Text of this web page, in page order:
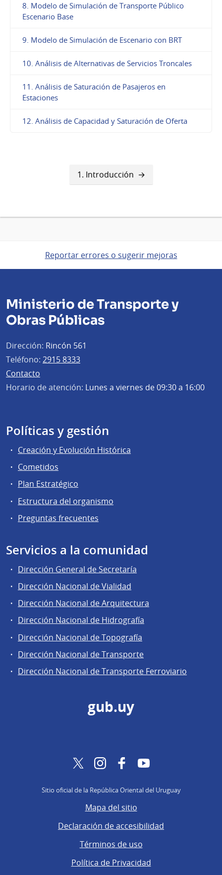
8. Modelo de Simulación de Transporte Público
Escenario Base
9. Modelo de Simulación de Escenario con BRT
10. Análisis de Alternativas de Servicios Troncales
11. Análisis de Saturación de Pasajeros en
Estaciones
12. Análisis de Capacidad y Saturación de Oferta
1. Introducción
Reportar errores o sugerir mejoras
Ministerio de Transporte y
Obras Públicas
Dirección: Rincón 561
Teléfono: 2915 8333
Contacto
Horario de atención: Lunes a viernes de 09:30 a 16:00
Políticas y gestión
Creación y Evolución Histórica
Cometidos
Plan Estratégico
Estructura del organismo
Preguntas frecuentes
Servicios a la comunidad
Dirección General de Secretaría
Dirección Nacional de Vialidad
Dirección Nacional de Arquitectura
Dirección Nacional de Hidrografía
Dirección Nacional de Topografía
Dirección Nacional de Transporte
Dirección Nacional de Transporte Ferroviario
gub.uy
TwitterInstagramFacebookYouTube
Sitio oficial de la República Oriental del Uruguay
Mapa del sitio
Declaración de accesibilidad
Términos de uso
Política de Privacidad